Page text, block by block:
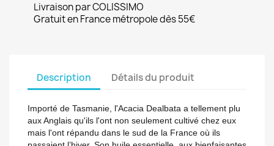
Livraison par COLISSIMO
Gratuit en France métropole dès 55€
Description Détails du produit
Importé de Tasmanie, l'Acacia Dealbata a tellement plu
aux Anglais qu'ils l'ont non seulement cultivé chez eux
mais l'ont répandu dans le sud de la France où ils